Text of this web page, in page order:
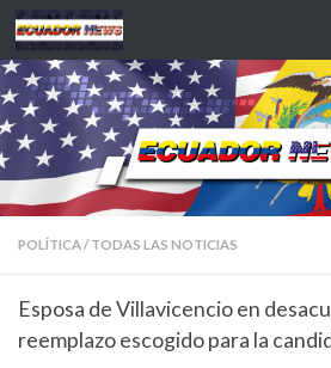
Saltar al contenido
POLÍTICA/ TODAS LAS NOTICIAS
Esposa de Villavicencio en
reemplazo escogido para la